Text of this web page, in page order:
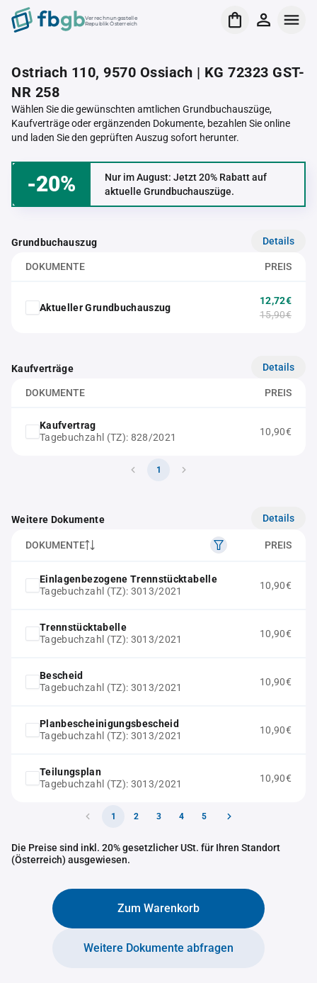
Verrechnungsstelle
Republik Österreich
Ostriach 110, 9570 Ossiach | KG 72323 GST-
NR 258
Wählen Sie die gewünschten amtlichen Grundbuchauszüge,
Kaufverträge oder ergänzenden Dokumente, bezahlen Sie online
und laden Sie den geprüften Auszug sofort herunter.
-20%
Nur im August: Jetzt 20% Rabatt auf
aktuelle Grundbuchauszüge.
Grundbuchauszug Details
DOKUMENTE PREIS
Aktueller Grundbuchauszug
12,72€
15,90€
Kaufverträge Details
DOKUMENTE PREIS
Kaufvertrag
Tagebuchzahl (TZ): 828/2021
10,90€
1
Weitere Dokumente Details
DOKUMENTE PREIS
Einlagenbezogene Trennstücktabelle
Tagebuchzahl (TZ): 3013/2021
10,90€
Trennstücktabelle
Tagebuchzahl (TZ): 3013/2021
10,90€
Bescheid
Tagebuchzahl (TZ): 3013/2021
10,90€
Planbescheinigungsbescheid
Tagebuchzahl (TZ): 3013/2021
10,90€
Teilungsplan
Tagebuchzahl (TZ): 3013/2021
10,90€
1 2 3 4 5
Die Preise sind inkl. 20% gesetzlicher USt. für Ihren Standort
(Österreich) ausgewiesen.
Zum Warenkorb
Weitere Dokumente abfragen